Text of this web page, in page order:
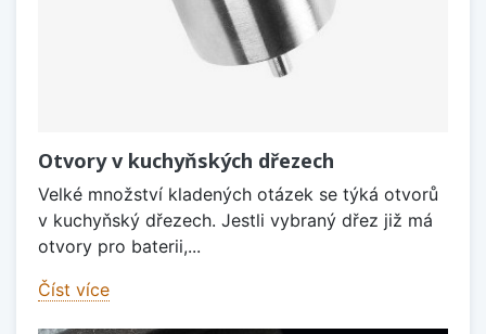
Otvory v kuchyňských dřezech
Velké množství kladených otázek se týká otvorů
v kuchyňský dřezech. Jestli vybraný dřez již má
otvory pro baterii,...
Číst více